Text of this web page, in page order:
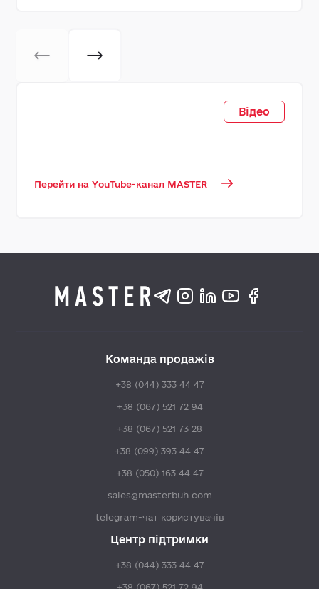
Відео
Перейти на YouTube-канал MASTER
Команда продажів
+38 (044) 333 44 47
+38 (067) 521 72 94
+38 (067) 521 73 28
+38 (099) 393 44 47
+38 (050) 163 44 47
sales@masterbuh.com
telegram-чат користувачів
Центр підтримки
+38 (044) 333 44 47
+38 (067) 521 72 94